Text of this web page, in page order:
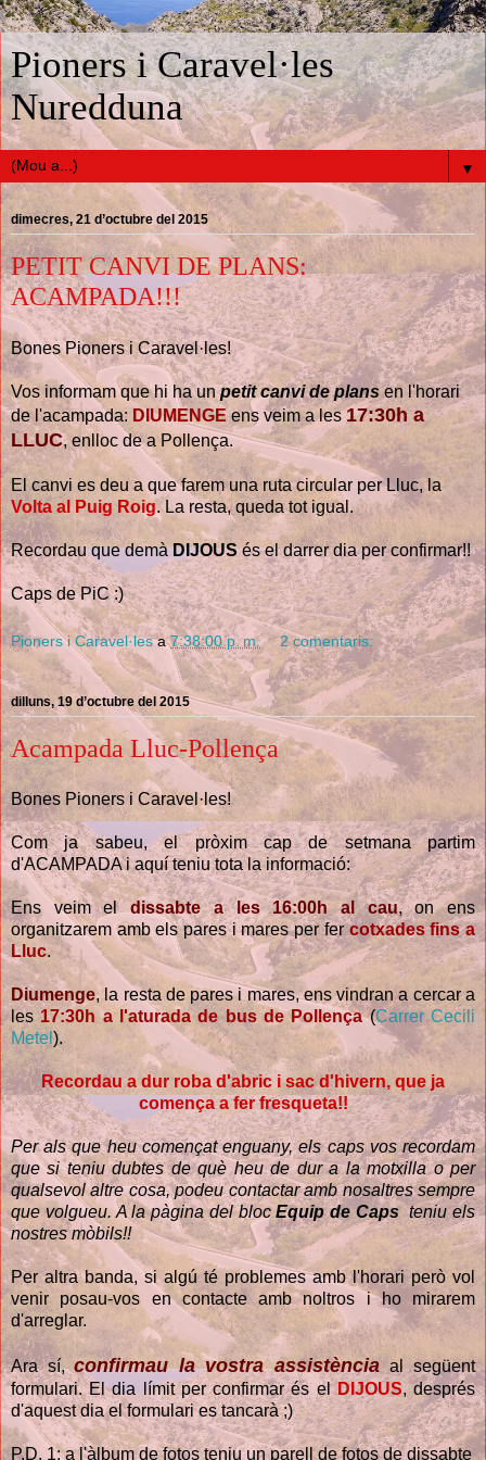
Pioners i Caravel·les
Nuredduna
▼
dimecres, 21 d’octubre del 2015
PETIT CANVI DE PLANS:
ACAMPADA!!!
Bones Pioners i Caravel·les!
Vos informam que hi ha unpetit canvi de plansen l'horari
de l'acampada: DIUMENGEens veim a les17:30h a
LLUC, enlloc de a Pollença.
El canvi es deu a que farem una ruta circular per Lluc, la
Volta al Puig Roig. La resta, queda tot igual.
Recordau que demàDIJOUSés el darrer dia per confirmar!!
Caps de PiC :)
Pioners i Caravel·les a7:38:00 p. m. 2 comentaris:
dilluns, 19 d’octubre del 2015
Acampada Lluc-Pollença
Bones Pioners i Caravel·les!
Com ja sabeu, el pròxim cap de setmana partim
d'ACAMPADA i aquí teniu tota la informació:
Ens veim eldissabte a les 16:00h al cau, on ens
organitzarem amb els pares i mares per fer cotxades fins a
Lluc.
Diumenge, la resta de pares i mares, ens vindran a cercar a
les17:30h a l'aturada de bus de Pollença(Carrer Cecili
Metel).
Recordau a dur roba d'abric i sac d'hivern, que ja
comença a fer fresqueta!!
Per als que heu començat enguany, els caps vos recordam
que si teniu dubtes de què heu de dur a la motxilla o per
qualsevol altre cosa, podeu contactar amb nosaltres sempre
que volgueu. A la pàgina del blocEquip de Capsteniu els
nostres mòbils!!
Per altra banda, si algú té problemes amb l'horari però vol
venir posau-vos en contacte amb noltros i ho mirarem
d'arreglar.
Ara sí,confirmau la vostra assistència al següent
formulari. El dia límit per confirmar és elDIJOUS, després
d'aquest dia el formulari es tancarà ;)
P.D. 1: a l'àlbum de fotos teniu un parell de fotos de dissabte